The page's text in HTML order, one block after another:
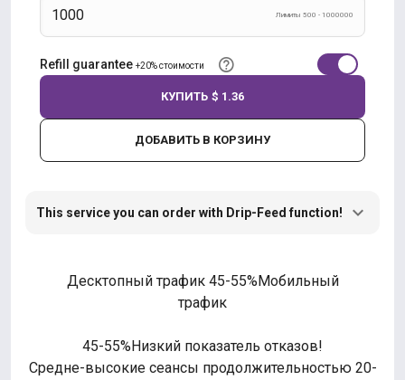
Лимиты 500 - 1000000
Refill guarantee +20% стоимости
ДОБАВИТЬ В КОРЗИНУ
КУПИТЬ $ 1.36
This service you can order with Drip-Feed function!
Десктопный трафик 45-55%Мобильный
трафик
45-55%Низкий показатель отказов!
Средне-высокие сеансы продолжительностью 20-